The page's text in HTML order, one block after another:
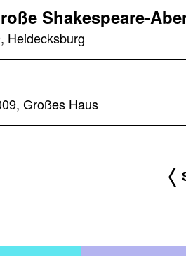
Shakespeare-
Heidecksburg
Großes Haus